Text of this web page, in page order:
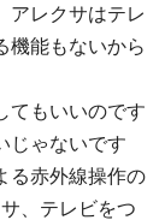
アレクサはテレ
機能もないから
てもいいのです
じゃないです
る赤外線操作の
、テレビをつ